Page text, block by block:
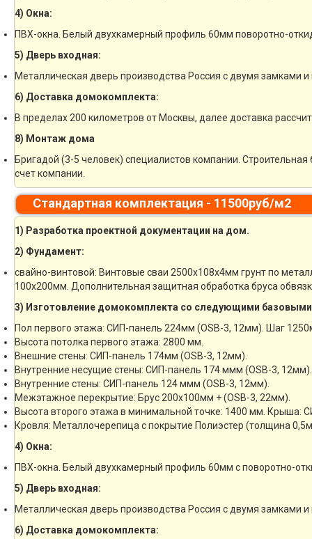
4) Окна:
ПВХ-окна. Белый двухкамерный профиль 60мм поворотно-
5) Дверь входная:
Металлическая дверь производства Россия с двумя замками и
6) Доставка домокомплекта:
В пределах 200 километров от Москвы, далее доставка
8) Монтаж дома
Бригадой (3-5 человек) специалистов компании.
счет компании.
Стандартная комплектация - 11500руб/м2
1) Разработка проектной документации на дом.
2) Фундамент:
свайно-винтовой: Винтовые сваи 2500х108х4мм грунт по
100х200мм. Дополнительная защитная обработка бруса
3) Изготовление домокомплекта со следующими базовыми
Пол первого этажа: СИП-панель 224мм (OSB-3, 12мм). Шаг
Высота потолка первого этажа: 2800 мм.
Внешние стены: СИП-панель 174мм (OSB-3, 12мм).
Внутренние несущие стены: СИП-панель 174 ммм (OSB-3, 12мм).
Внутренние стены: СИП-панель 124 ммм (OSB-3, 12мм).
Межэтажное перекрытие: Брус 200х100мм + (OSB-3, 22мм).
Высота второго этажа в минимальной точке: 1400 мм. Крыша:
Кровля: Металлочерепица с покрытие Полиэстер (толщина
4) Окна:
ПВХ-окна. Белый двухкамерный профиль 60мм с поворотно-
5) Дверь входная:
Металлическая дверь производства Россия с двумя замками и
6) Доставка домокомплекта: